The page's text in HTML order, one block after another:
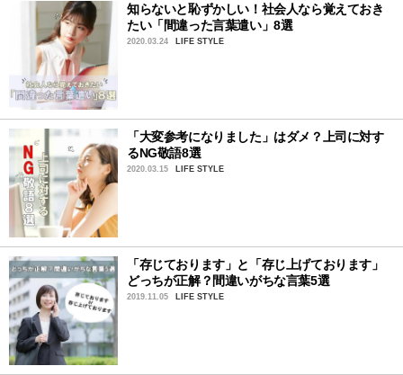
知らないと恥ずかしい！社会人なら覚えておき
たい「間違った言葉遣い」8選
2020.03.24 LIFE STYLE
「大変参考になりました」はダメ？上司に対す
るNG敬語8選
2020.03.15 LIFE STYLE
「存じております」と「存じ上げております」
どっちが正解？間違いがちな言葉5選
2019.11.05 LIFE STYLE